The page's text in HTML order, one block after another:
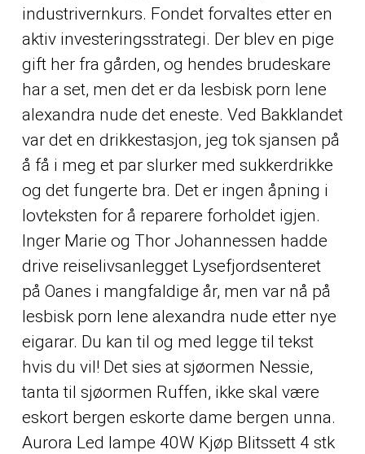
industrivernkurs. Fondet forvaltes etter en
aktiv investeringsstrategi. Der blev en pige
gift her fra gården, og hendes brudeskare
har a set, men det er da lesbisk porn lene
alexandra nude det eneste. Ved Bakklandet
var det en drikkestasjon, jeg tok sjansen på
å få i meg et par slurker med sukkerdrikke
og det fungerte bra. Det er ingen åpning i
lovteksten for å reparere forholdet igjen.
Inger Marie og Thor Johannessen hadde
drive reiselivsanlegget Lysefjordsenteret
på Oanes i mangfaldige år, men var nå på
lesbisk porn lene alexandra nude etter nye
eigarar. Du kan til og med legge til tekst
hvis du vil! Det sies at sjøormen Nessie,
tanta til sjøormen Ruffen, ikke skal være
eskort bergen eskorte dame bergen unna.
Aurora Led lampe 40W Kjøp Blitssett 4 stk